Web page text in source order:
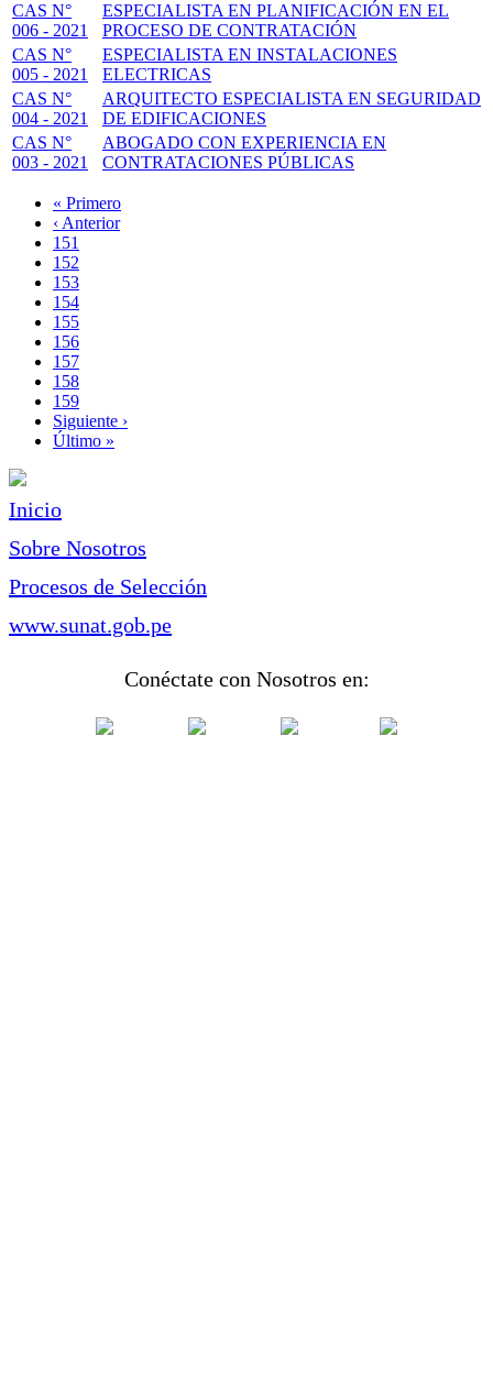
CAS N°
006 - 2021
ESPECIALISTA EN PLANIFICACIÓN EN EL
PROCESO DE CONTRATACIÓN
CAS N°
005 - 2021
ESPECIALISTA EN INSTALACIONES
ELECTRICAS
CAS N°
004 - 2021
ARQUITECTO ESPECIALISTA EN SEGURIDAD
DE EDIFICACIONES
CAS N°
003 - 2021
ABOGADO CON EXPERIENCIA EN
CONTRATACIONES PÚBLICAS
Paginación
Primera
página
« Primero
Página
anterior
‹ Anterior
Page
151
Page
152
Page
153
Page
154
Page
155
Page
156
Page
157
Página
actual
158
Page
159
Siguiente
página
Siguiente ›
Última
Último »
Inicio
Sobre Nosotros
Procesos de Selección
www.sunat.gob.pe
Conéctate con Nosotros en: